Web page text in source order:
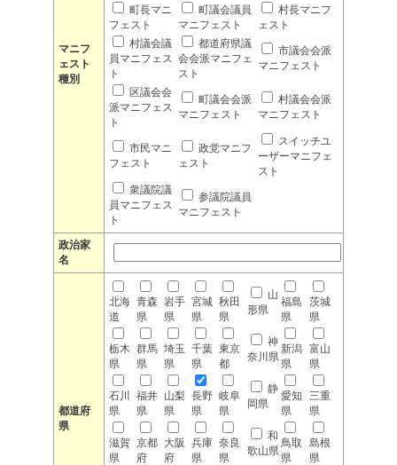
マニフ
ェスト
種別
町長マニ
フェスト
町議会議員
マニフェスト
村長マニフ
ェスト
村議会議
員マニフェス
ト
都道府県議
会会派マニフェ
スト
市議会会派
マニフェスト
区議会会
派マニフェス
ト
町議会会派
マニフェスト
村議会会派
マニフェスト
市民マニ
フェスト
政党マニフ
ェスト
スイッチユ
ーザーマニフェ
スト
衆議院議
員マニフェス
ト
参議院議員
マニフェスト
政治家
名
都道府
県
北海
道
青森
県
岩手
県
宮城
県
秋田
県
山
形県
福島
県
茨城
県
栃木
県
群馬
県
埼玉
県
千葉
県
東京
都
神
奈川県
新潟
県
富山
県
石川
県
福井
県
山梨
県
長野
県
岐阜
県
静
岡県
愛知
県
三重
県
滋賀
県
京都
府
大阪
府
兵庫
県
奈良
県
和
歌山県
鳥取
県
島根
県